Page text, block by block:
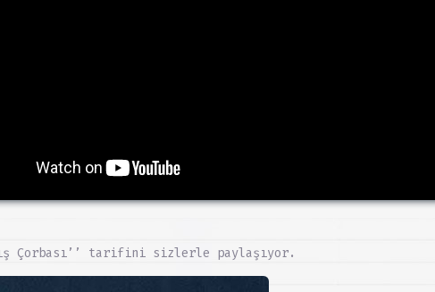
Çorbası’’ tarifini sizlerle paylaşıyor.